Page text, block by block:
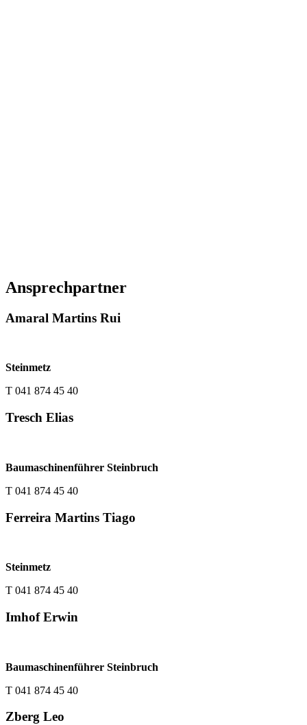
Ansprechpartner
Amaral Martins Rui
Steinmetz
T 041 874 45 40
Tresch Elias
Baumaschinenführer Steinbruch
T 041 874 45 40
Ferreira Martins Tiago
Steinmetz
T 041 874 45 40
Imhof Erwin
Baumaschinenführer Steinbruch
T 041 874 45 40
Zberg Leo